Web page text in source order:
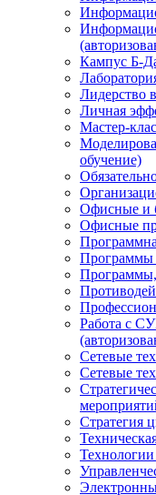
Кампус Б-
Лидерство
Личная
Мастер-
обучение)
Офисные и
Офисные
Программы
Программы,
Работа с
Сетевые
Сетевые
Стратегия